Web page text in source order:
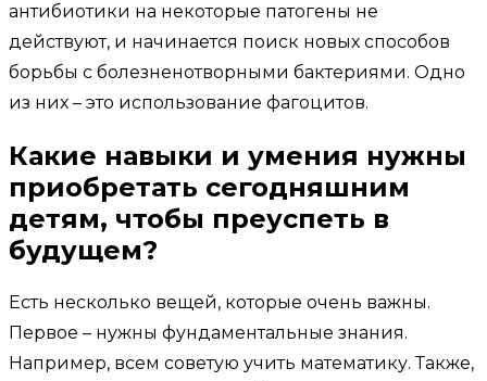
антибиотики на некоторые патогены не
действуют, и начинается поиск новых способов
борьбы с болезненотворными бактериями. Одно
из них – это использование фагоцитов.
Какие навыки и умения нужны
приобретать сегодняшним
детям, чтобы преуспеть в
будущем?
Есть несколько вещей, которые очень важны.
Первое – нужны фундаментальные знания.
Например, всем советую учить математику. Также,